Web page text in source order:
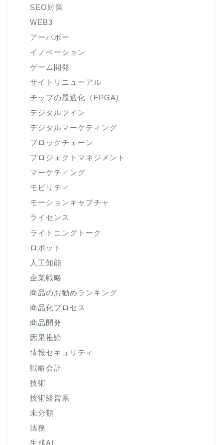
SEO対策
WEB3
アーパボー
イノベーション
ゲーム開発
サイトリニューアル
チップの最適化（FPGA)
デジタルツイン
デジタルマーケティング
ブロックチェーン
プロジェクトマネジメント
マーケティング
モビリティ
モーションキャプチャ
ライセンス
ライトニングトーク
ロボット
人工知能
企業戦略
商品のお勧めランキング
商品化プロセス
商品開発
因果推論
情報セキュリティ
戦略会計
技術
技術経営系
未分類
法務
生成AI